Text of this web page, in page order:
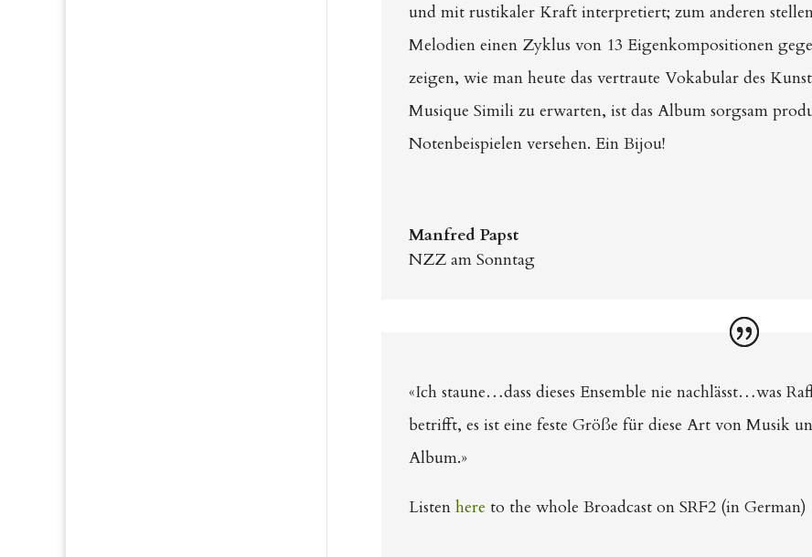
und mit rustikaler Kraft interpretiert; zum anderen
Melodien einen Zyklus von 13 Eigenkompositionen
zeigen, wie man heute das vertraute Vokabular des
Musique Simili zu erwarten, ist das Album sorgsam
Notenbeispielen versehen. Ein Bijou!
Manfred Papst
NZZ am Sonntag
«Ich staune…dass dieses Ensemble nie nachlässt…was
betrifft, es ist eine feste Größe für diese Art von Musik
Album.»
Listen here to the whole Broadcast on SRF2 (in German)